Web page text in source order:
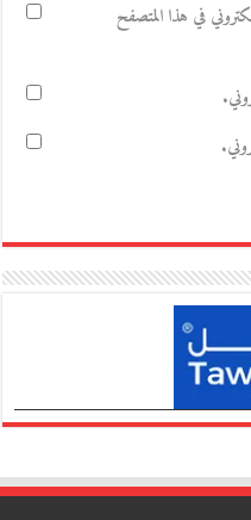
في هذا المتصفح